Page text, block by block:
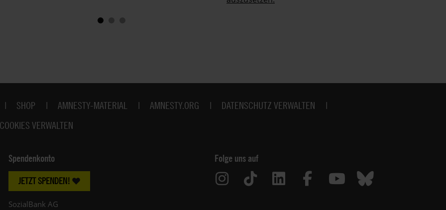
SHOP AMNESTY-MATERIAL AMNESTY.ORG
DATENSCHUTZ VERWALTEN
COOKIES VERWALTEN
Spendenkonto
JETZT SPENDEN!
SozialBank AG
Folge uns auf